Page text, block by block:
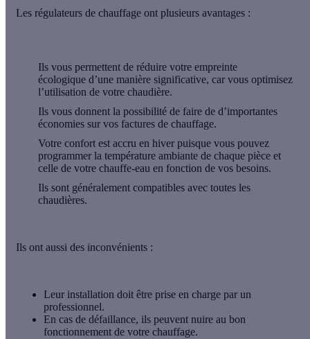
Les régulateurs de chauffage ont plusieurs avantages :
Ils vous permettent de réduire votre empreinte
écologique d’une manière significative, car vous optimisez
l’utilisation de votre chaudière.
Ils vous donnent la possibilité de faire de d’importantes
économies sur vos factures de chauffage.
Votre confort est accru en hiver puisque vous pouvez
programmer la température ambiante de chaque pièce et
celle de votre chauffe-eau en fonction de vos besoins.
Ils sont généralement compatibles avec toutes les
chaudières.
Ils ont aussi des inconvénients :
Leur installation doit être prise en charge par un
professionnel.
En cas de défaillance, ils peuvent nuire au bon
fonctionnement de votre chauffage.